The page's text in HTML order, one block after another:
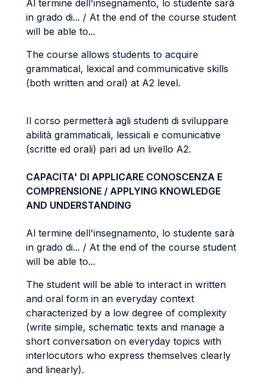
Al termine dell'insegnamento, lo studente sarà
in grado di... / At the end of the course student
will be able to...
The course allows students to acquire
grammatical, lexical and communicative skills
(both written and oral) at A2 level.
Il corso permetterà agli studenti di sviluppare
abilità grammaticali, lessicali e comunicative
(scritte ed orali) pari ad un livello A2.
CAPACITA' DI APPLICARE CONOSCENZA E
COMPRENSIONE / APPLYING KNOWLEDGE
AND UNDERSTANDING
Al termine dell'insegnamento, lo studente sarà
in grado di... / At the end of the course student
will be able to...
The student will be able to interact in written
and oral form in an everyday context
characterized by a low degree of complexity
(write simple, schematic texts and manage a
short conversation on everyday topics with
interlocutors who express themselves clearly
and linearly).